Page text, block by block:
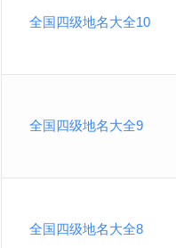
全国四级地名大全10
全国四级地名大全9
全国四级地名大全8